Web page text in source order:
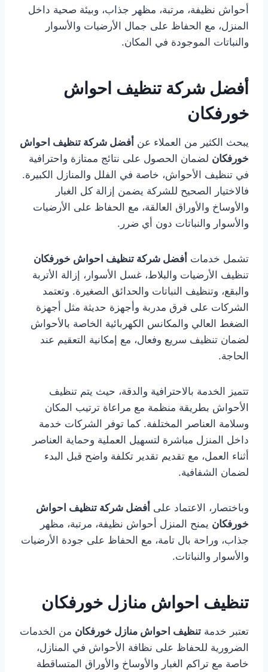
أحواش نظيفة، مرتبة، مظهر جذاب، وبيئة صحية داخل
المنزل، مع الحفاظ على جمال الأرضيات والأسوار
والنباتات الموجودة في المكان.
أفضل شركة تنظيف احواش
خورفكان
يبحث الكثير من العملاء عن أفضل شركة تنظيف احواش
خورفكان لضمان الحصول على نتائج ممتازة واحترافية
في تنظيف الأحواش، خاصة في الفلل والمنازل الكبيرة.
فالاختيار الصحيح للشركة يضمن إزالة كل الغبار
والأوساخ والأوراق العالقة، مع الحفاظ على الأرضيات
والأسوار والنباتات دون أي ضرر.
تشمل خدمات أفضل شركة تنظيف احواش خورفكان
تنظيف الأرضيات والبلاط، غسل الأسوار، إزالة الأتربة
والبقع، وتنظيف النباتات والحدائق الصغيرة. وتعتمد
الشركات على فرق مدربة وأجهزة حديثة مثل أجهزة
الضغط العالي والمكانس الكهربائية الخاصة بالأحواش
لضمان تنظيف سريع وفعال، مع إمكانية التعقيم عند
الحاجة.
تتميز الخدمة بالاحترافية والدقة، حيث يتم تنظيف
الأحواش بطريقة منظمة مع مراعاة ترتيب المكان
وسلامة العناصر المختلفة. كما توفر الشركات خدمة
داخل المنزل مباشرة لتسهيل العملية وحماية العناصر
أثناء العمل، مع تقديم تقدير تكلفة واضح قبل البدء
لضمان الشفافية.
وباختصار، الاعتماد على أفضل شركة تنظيف احواش
خورفكان يمنح المنزل أحواش نظيفة، مرتبة، مظهر
جذاب، وراحة بال تامة، مع الحفاظ على جودة الأرضيات
والأسوار والنباتات.
تنظيف احواش منازل خورفكان
تعتبر خدمة تنظيف احواش منازل خورفكان من الخدمات
الضرورية للحفاظ على نظافة الأحواش في المنازل،
خاصة مع تراكم الغبار والأوساخ والأوراق المتساقطة